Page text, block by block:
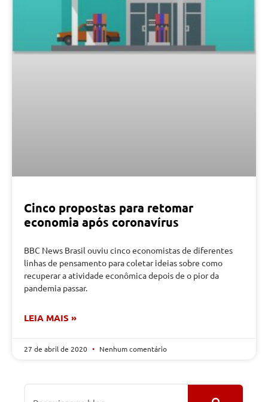
Cinco propostas para retomar
economia após coronavírus
BBC News Brasil ouviu cinco economistas de diferentes
linhas de pensamento para coletar ideias sobre como
recuperar a atividade econômica depois de o pior da
pandemia passar.
LEIA MAIS »
27 de abril de 2020 Nenhum comentário